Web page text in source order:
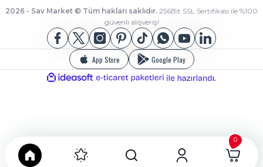
2026 - Sav Market © Tüm hakları saklıdır. 256Bit SSL Sertifikası ile %100
güvenli alışveriş!
App Store Google Play
0
ideasoft
e-